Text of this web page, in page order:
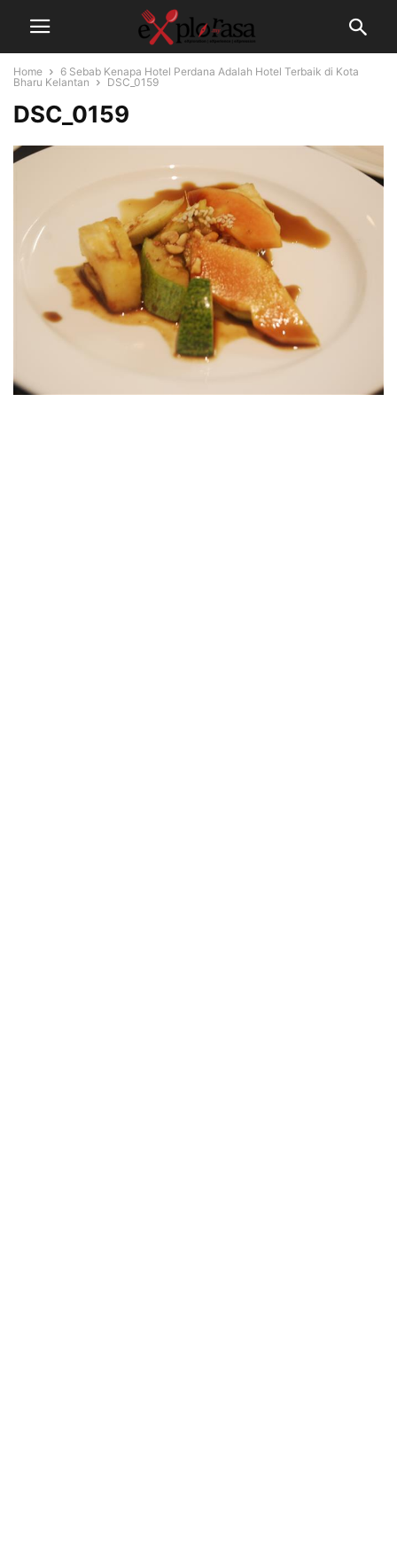
Home
6 Sebab Kenapa Hotel Perdana Adalah Hotel Terbaik di Kota
Bharu Kelantan
DSC_0159
DSC_0159